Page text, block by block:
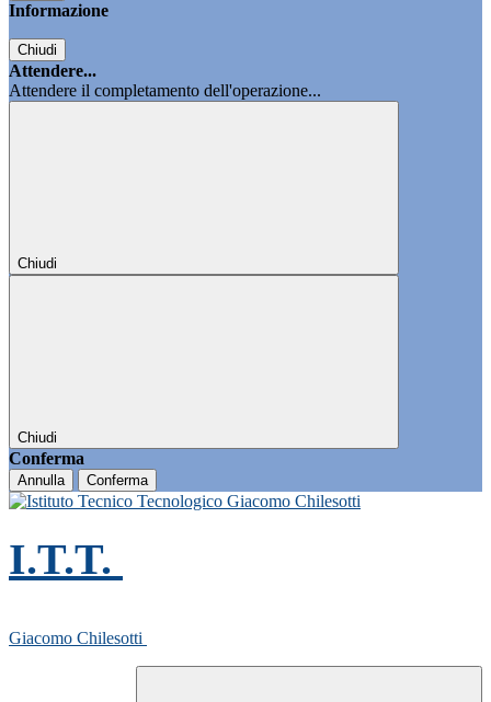
Informazione
Chiudi
Attendere...
Attendere il completamento dell'operazione...
Chiudi
Chiudi
Conferma
Annulla Conferma
I.T.T.
Giacomo Chilesotti